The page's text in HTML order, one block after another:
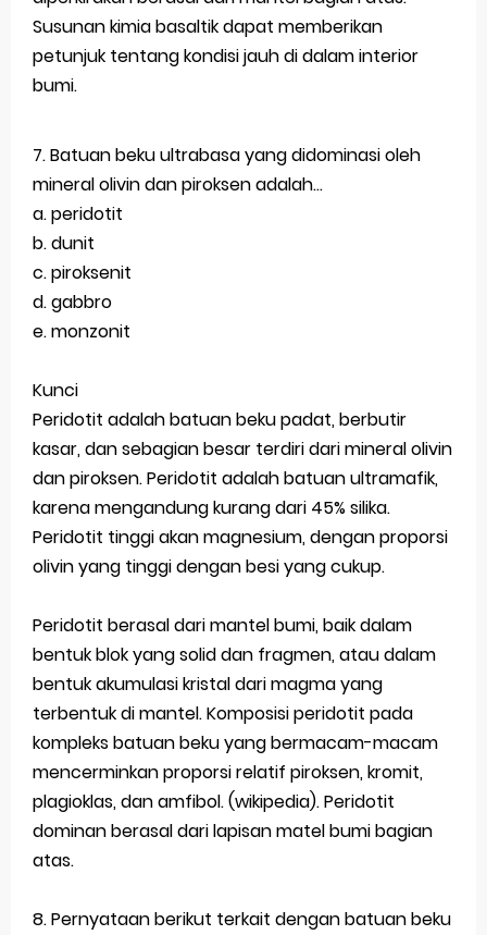
Susunan kimia basaltik dapat memberikan
petunjuk tentang kondisi jauh di dalam interior
bumi.
7. Batuan beku ultrabasa yang didominasi oleh
mineral olivin dan piroksen adalah…
a. peridotit
b. dunit
c. piroksenit
d. gabbro
e. monzonit
Kunci
Peridotit adalah batuan beku padat, berbutir
kasar, dan sebagian besar terdiri dari mineral olivin
dan piroksen. Peridotit adalah batuan ultramafik,
karena mengandung kurang dari 45% silika.
Peridotit tinggi akan magnesium, dengan proporsi
olivin yang tinggi dengan besi yang cukup.
Peridotit berasal dari mantel bumi, baik dalam
bentuk blok yang solid dan fragmen, atau dalam
bentuk akumulasi kristal dari magma yang
terbentuk di mantel. Komposisi peridotit pada
kompleks batuan beku yang bermacam-macam
mencerminkan proporsi relatif piroksen, kromit,
plagioklas, dan amfibol. (wikipedia). Peridotit
dominan berasal dari lapisan matel bumi bagian
atas.
8. Pernyataan berikut terkait dengan batuan beku